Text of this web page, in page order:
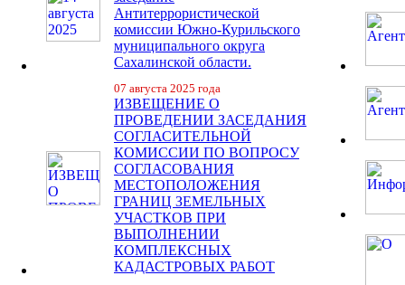
Антитеррористической
комиссии Южно-Курильского
муниципального округа
Сахалинской области.
07 августа 2025 года
ИЗВЕЩЕНИЕ О
ПРОВЕДЕНИИ ЗАСЕДАНИЯ
СОГЛАСИТЕЛЬНОЙ
КОМИССИИ ПО ВОПРОСУ
СОГЛАСОВАНИЯ
МЕСТОПОЛОЖЕНИЯ
ГРАНИЦ ЗЕМЕЛЬНЫХ
УЧАСТКОВ ПРИ
ВЫПОЛНЕНИИ
КОМПЛЕКСНЫХ
КАДАСТРОВЫХ РАБОТ